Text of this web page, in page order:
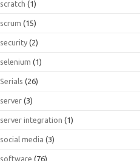
scratch (1)
scrum (15)
security (2)
selenium (1)
Serials (26)
server (3)
server integration (1)
social media (3)
software (76)